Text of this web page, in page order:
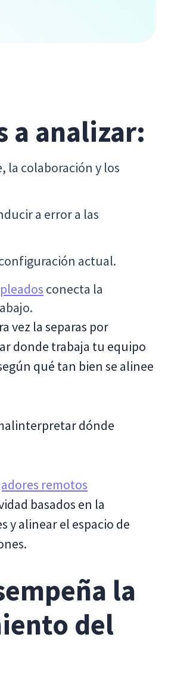
a analizar:
la colaboración y los
a error a las
actual.
conecta la
vez la separas por
donde trabaja tu equipo
qué tan bien se alinee
dónde
remotos
basados en la
y alinear el espacio de
la
del